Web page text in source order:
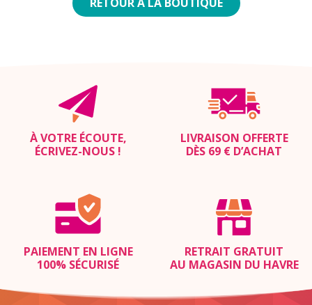
À VOTRE ÉCOUTE,
ÉCRIVEZ-NOUS !
LIVRAISON OFFERTE
DÈS 69 € D’ACHAT
PAIEMENT EN LIGNE
100% SÉCURISÉ
RETRAIT GRATUIT
AU MAGASIN DU HAVRE